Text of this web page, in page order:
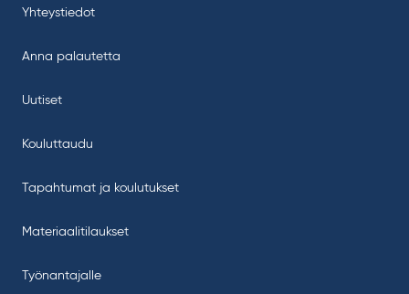
Yhteystiedot
Anna palautetta
Uutiset
Kouluttaudu
Tapahtumat ja koulutukset
Materiaalitilaukset
Työnantajalle